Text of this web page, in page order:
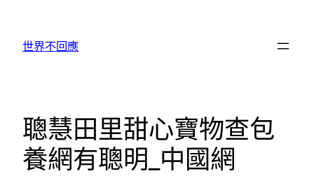
世界不回應
聰慧田里甜心寶物查包
養網有聰明_中國網